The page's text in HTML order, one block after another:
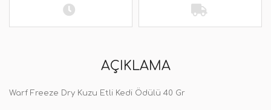
AÇIKLAMA
Warf Freeze Dry Kuzu Etli Kedi Ödülü 40 Gr